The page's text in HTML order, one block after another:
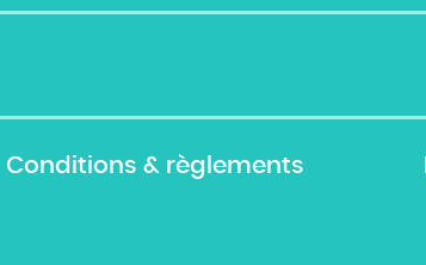
Conditions & règlements